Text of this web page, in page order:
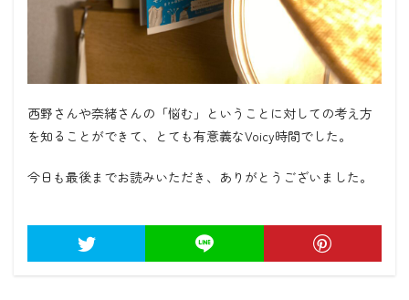
西野さんや奈緒さんの「悩む」ということに対しての考え方
を知ることができて、とても有意義なVoicy時間でした。
今日も最後までお読みいただき、ありがとうございました。